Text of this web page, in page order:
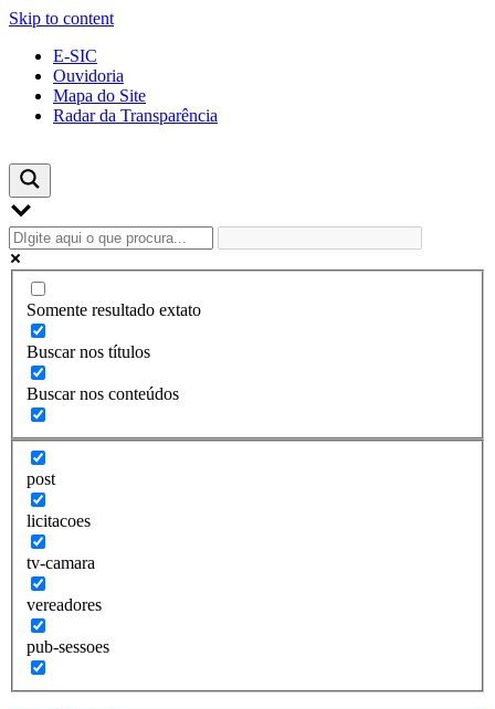
Skip to content
E-SIC
Ouvidoria
Mapa do Site
Radar da Transparência
Somente resultado extato
Buscar nos títulos
Buscar nos conteúdos
post
licitacoes
tv-camara
vereadores
pub-sessoes